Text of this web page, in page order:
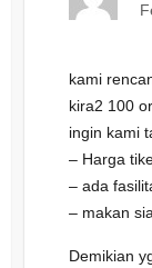
kami
kira2 100
ingin kami
– Harga
– ada
– makan
Demikian